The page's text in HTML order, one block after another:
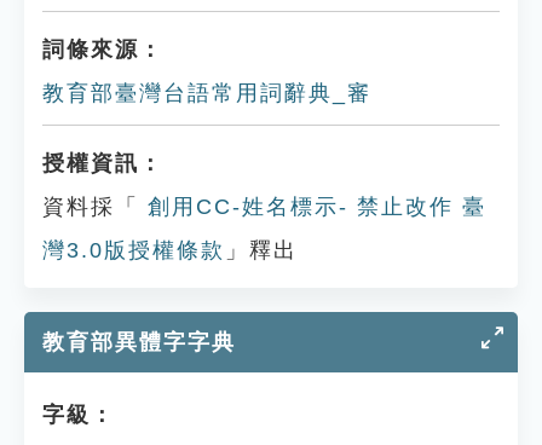
詞條來源：
教育部臺灣台語常用詞辭典_審
授權資訊：
資料採「
創用CC-姓名標示- 禁止改作 臺
灣3.0版授權條款 」釋出
教育部異體字字典
字級：